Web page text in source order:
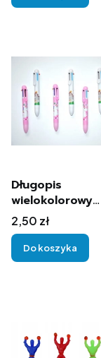
Długopis
wielokolorowy
jednorożec 1szt.
Cena
2,50 zł
Do koszyka